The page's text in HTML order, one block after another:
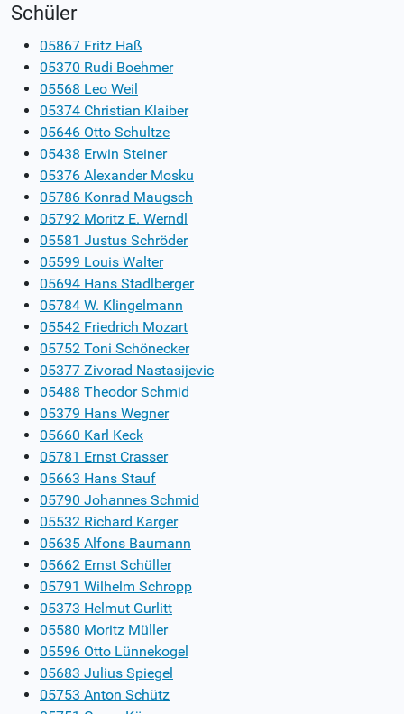
Schüler
05867 Fritz Haß
05370 Rudi Boehmer
05568 Leo Weil
05374 Christian Klaiber
05646 Otto Schultze
05438 Erwin Steiner
05376 Alexander Mosku
05786 Konrad Maugsch
05792 Moritz E. Werndl
05581 Justus Schröder
05599 Louis Walter
05694 Hans Stadlberger
05784 W. Klingelmann
05542 Friedrich Mozart
05752 Toni Schönecker
05377 Zivorad Nastasijevic
05488 Theodor Schmid
05379 Hans Wegner
05660 Karl Keck
05781 Ernst Crasser
05663 Hans Stauf
05790 Johannes Schmid
05532 Richard Karger
05635 Alfons Baumann
05662 Ernst Schüller
05791 Wilhelm Schropp
05373 Helmut Gurlitt
05580 Moritz Müller
05596 Otto Lünnekogel
05683 Julius Spiegel
05753 Anton Schütz